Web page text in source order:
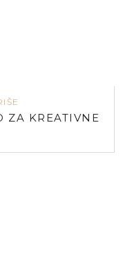
ZA KREATIVNE